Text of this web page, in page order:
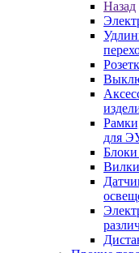
Назад
для
Вилки